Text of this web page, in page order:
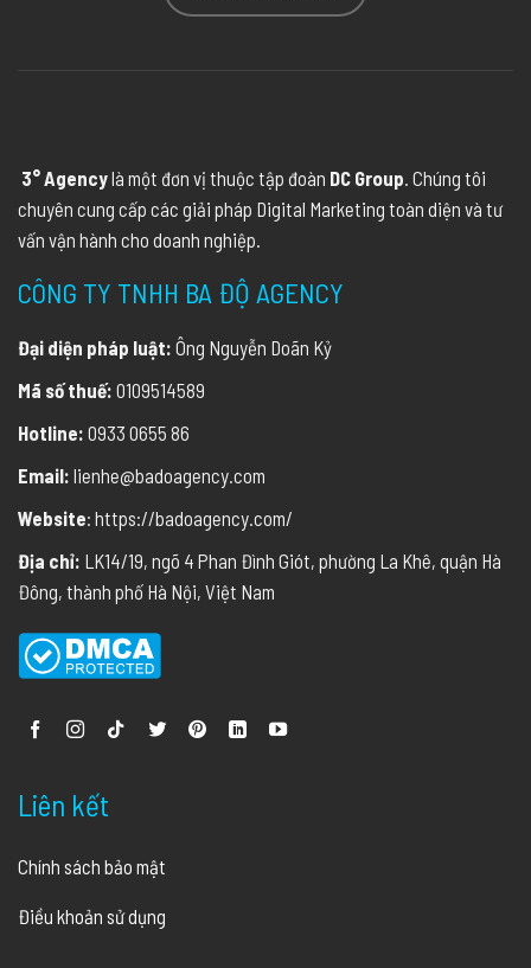
3° Agencylà một đơn vị thuộc tập đoàn DC Group . Chúng tôi
chuyên cung cấp các giải pháp Digital Marketing toàn diện và tư
vấn vận hành cho doanh nghiệp.
CÔNG TY TNHH BA ĐỘ AGENCY
Đại diện pháp luật: Ông Nguyễn Doãn Kỷ
Mã số thuế: 0109514589
Hotline: 0933 0655 86
Email: lienhe@badoagency.com
Website: https://badoagency.com/
Địa chỉ: LK14/19, ngõ 4 Phan Đình Giót, phường La Khê, quận Hà
Đông, thành phố Hà Nội, Việt Nam
Liên kết
Chính sách bảo mật
Điều khoản sử dụng